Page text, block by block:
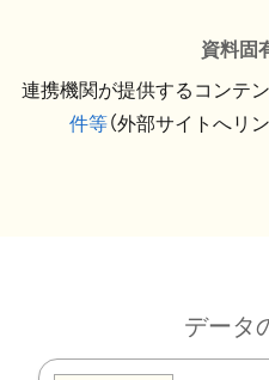
資料固
連携機関が提供するコンテン
件等（外部サイトへリ
データ